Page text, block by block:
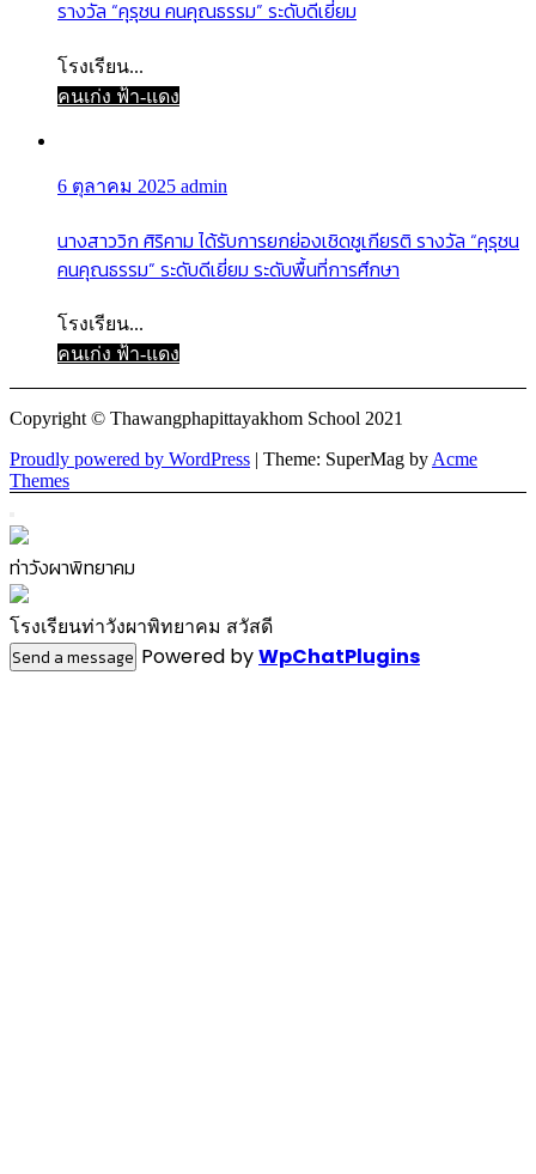
รางวัล “คุรุชน คนคุณธรรม” ระดับดีเยี่ยม
โรงเรียน...
คนเก่ง ฟ้า-แดง
6 ตุลาคม 2025 admin
นางสาววิก ศิริคาม ได้รับการยกย่องเชิดชูเกียรติ รางวัล “คุรุชน
คนคุณธรรม” ระดับดีเยี่ยม ระดับพื้นที่การศึกษา
โรงเรียน...
คนเก่ง ฟ้า-แดง
Copyright © Thawangphapittayakhom School 2021
Proudly powered by WordPress | Theme: SuperMag by Acme
Themes
ท่าวังผาพิทยาคม
โรงเรียนท่าวังผาพิทยาคม สวัสดี
Send a message Powered byWpChatPlugins